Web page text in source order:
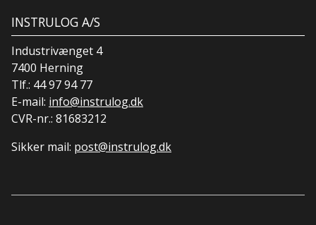
INSTRULOG A/S
Industrivænget 4
7400 Herning
Tlf.: 44 97 94 77
E-mail: info@instrulog.dk
CVR-nr.: 81683212
Sikker mail: post@instrulog.dk